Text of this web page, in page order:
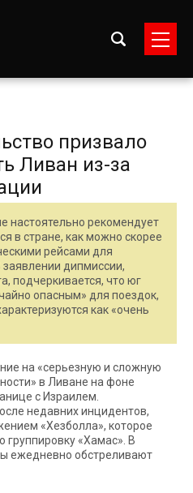
призвало
Ливан из-за
настоятельно рекомендует
в стране, как можно скорее
рейсами для
дипмиссии,
подчеркивается, что юг
опасным» для поездок,
как «очень
на «серьезную и сложную
в Ливане на фоне
с Израилем.
недавних инцидентов,
«Хезболла», которое
«Хамас». В
ежедневно обстреливают